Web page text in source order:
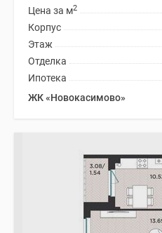
Цена за м2
Корпус
Этаж
Отделка
Ипотека
ЖК «Новокасимово»